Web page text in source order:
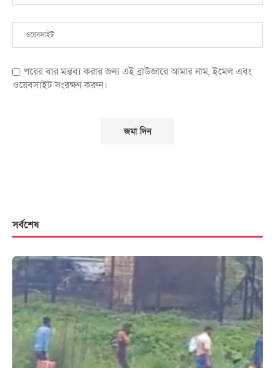
পরের বার মন্তব্য করার জন্য এই ব্রাউজারে আমার নাম, ইমেল এবং
ওয়েবসাইট সংরক্ষণ করুন।
সর্বশেষ